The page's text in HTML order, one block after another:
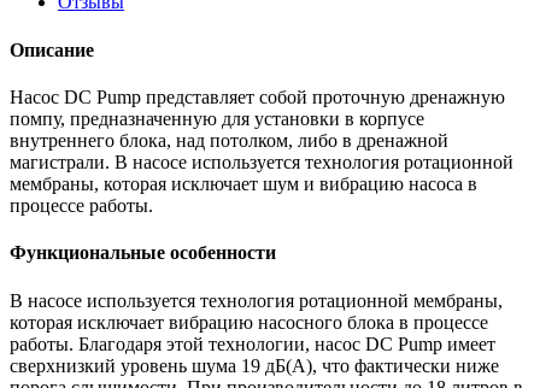
Описание
Насос DC Pump представляет собой проточную дренажную
помпу, предназначенную для установки в корпусе
внутреннего блока, над потолком, либо в дренажной
магистрали. В насосе используется технология ротационной
мембраны, которая исключает шум и вибрацию насоса в
процессе работы.
Функциональные особенности
В насосе используется технология ротационной мембраны,
которая исключает вибрацию насосного блока в процессе
работы. Благодаря этой технологии, насос DC Pump имеет
сверхнизкий уровень шума 19 дБ(А), что фактически ниже